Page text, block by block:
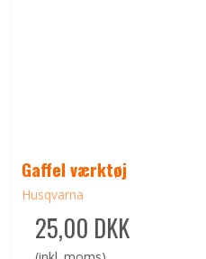
Gaffel værktøj
Husqvarna
25,00 DKK